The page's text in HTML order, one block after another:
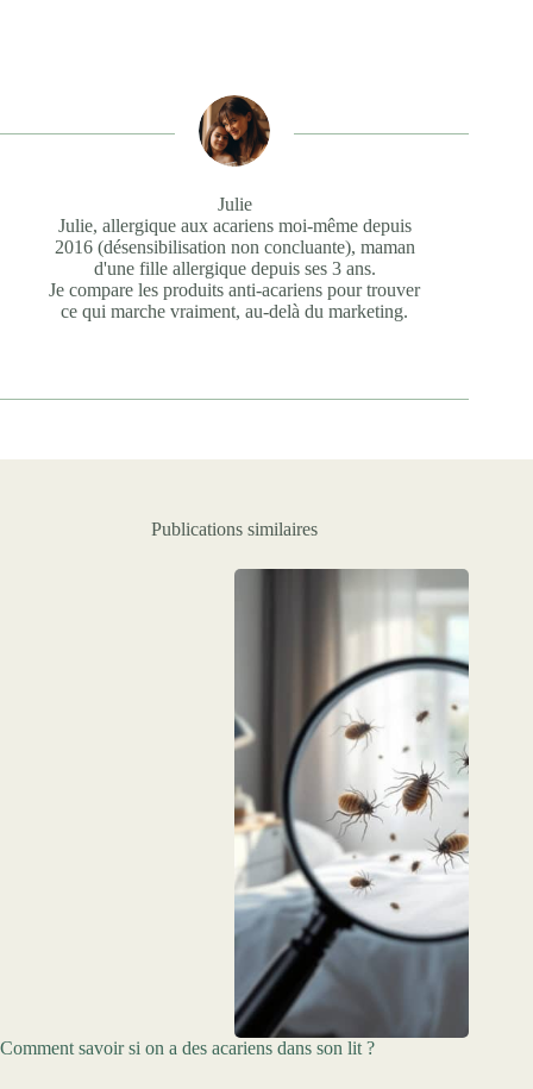
Julie
Julie, allergique aux acariens moi-même depuis
2016 (désensibilisation non concluante), maman
d'une fille allergique depuis ses 3 ans.
Je compare les produits anti-acariens pour trouver
ce qui marche vraiment, au-delà du marketing.
Publications similaires
Comment savoir si on a des acariens dans son lit ?